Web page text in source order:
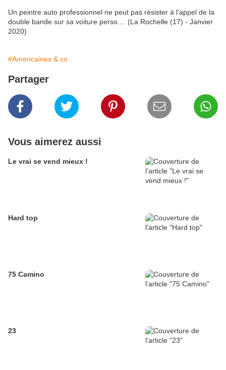
Un peintre auto professionnel ne peut pas résister à l'appel de la
double bande sur sa voiture perso.... (La Rochelle (17) - Janvier
2020)
#Americaines & co
Partager
Vous aimerez aussi
Le vrai se vend mieux !
Hard top
75 Camino
23